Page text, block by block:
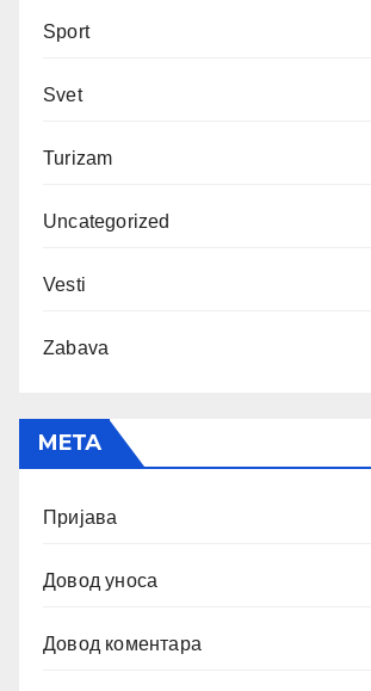
Sport
Svet
Turizam
Uncategorized
Vesti
Zabava
МЕТА
Пријава
Довод уноса
Довод коментара